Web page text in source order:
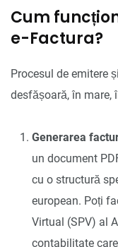
Cum
e-Factura?
Procesul de emitere
desfășoară, în mare,
Generarea
un document
cu o structură
european. Poți
Virtual (SPV) al
contabilitate